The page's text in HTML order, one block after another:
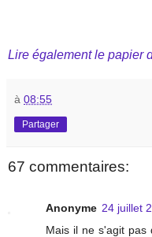
Lire également le papier
à 08:55
Partager
67 commentaires:
Anonyme 24 juillet
Mais il ne s'agit pas